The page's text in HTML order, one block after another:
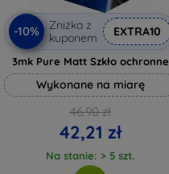
-10%
Zniżka z
kuponem
EXTRA10
3mk Pure Matt Szkło ochronne
Wykonane na miarę
46,90 zł
42,21 zł
Na stanie: > 5 szt.